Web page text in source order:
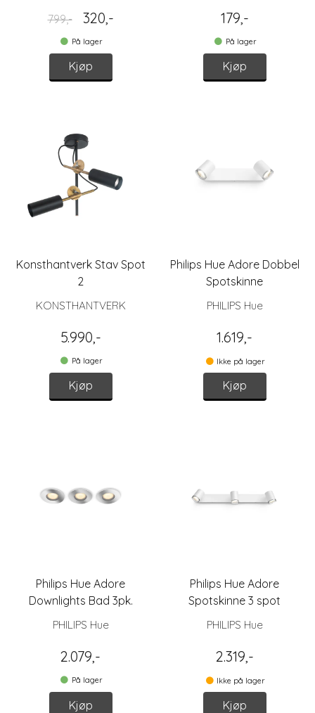
799,- 320,-
På lager
Kjøp
179,-
På lager
Kjøp
Konsthantverk Stav Spot
2
KONSTHANTVERK
5.990,-
På lager
Kjøp
Philips Hue Adore Dobbel
Spotskinne
PHILIPS Hue
1.619,-
Ikke på lager
Kjøp
Philips Hue Adore
Downlights Bad 3pk.
PHILIPS Hue
2.079,-
På lager
Kjøp
Philips Hue Adore
Spotskinne 3 spot
PHILIPS Hue
2.319,-
Ikke på lager
Kjøp